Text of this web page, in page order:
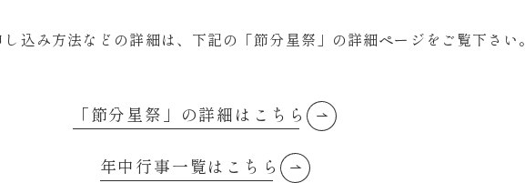
込み方法などの詳細は、下記の「節分星祭」の詳細ページをご覧下さい。
「節分星祭」の詳細はこちら
年中行事一覧はこちら